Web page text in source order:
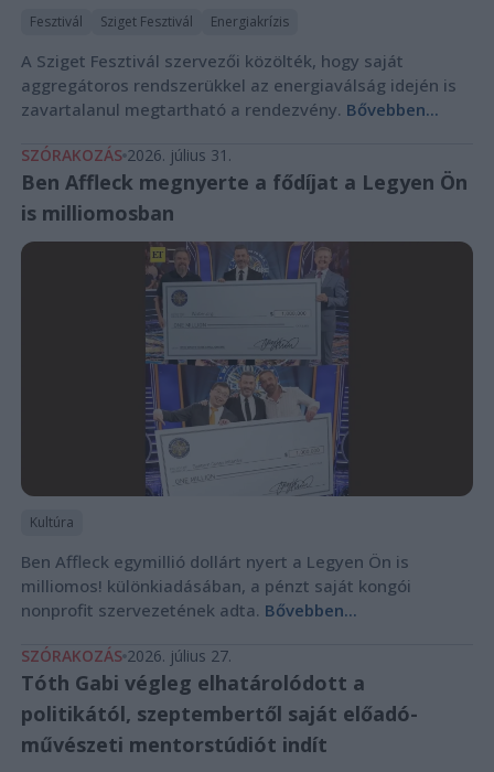
Fesztivál Sziget Fesztivál Energiakrízis
A Sziget Fesztivál szervezői közölték, hogy saját
aggregátoros rendszerükkel az energiaválság idején is
zavartalanul megtartható a rendezvény. Bővebben...
SZÓRAKOZÁS 2026. július 31.
Ben Affleck megnyerte a fődíjat a Legyen Ön
is milliomosban
Kultúra
Ben Affleck egymillió dollárt nyert a Legyen Ön is
milliomos! különkiadásában, a pénzt saját kongói
nonprofit szervezetének adta. Bővebben...
SZÓRAKOZÁS 2026. július 27.
Tóth Gabi végleg elhatárolódott a
politikától, szeptembertől saját előadó-
művészeti mentorstúdiót indít